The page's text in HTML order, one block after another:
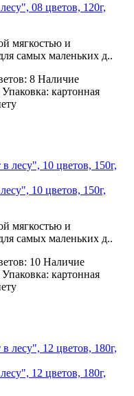
08 цветов, 120г,
мягкостью и
самых маленьких д..
8 Наличие
Упаковка: картонная
10 цветов, 150г,
мягкостью и
самых маленьких д..
10 Наличие
Упаковка: картонная
12 цветов, 180г,